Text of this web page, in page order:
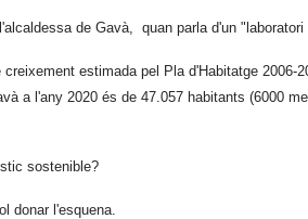
de Gavà, quan parla d'un "laboratori
estimada pel Pla d'Habitatge 2006-
a l'any 2020 és de 47.057 habitants (6000
sostenible?
donar l'esquena.